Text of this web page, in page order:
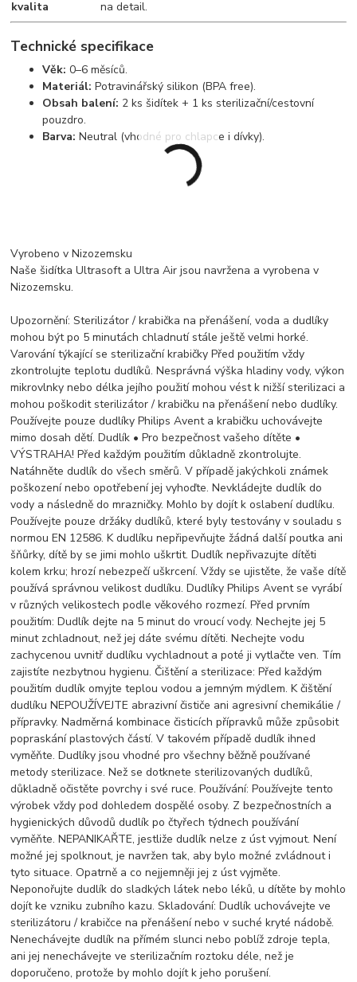
kvalita na detail.
Technické specifikace
Věk: 0–6 měsíců.
Materiál: Potravinářský silikon (BPA free).
Obsah balení: 2 ks šidítek + 1 ks sterilizační/cestovní
pouzdro.
Barva: Neutral (vhodné pro chlapce i dívky).
Vyrobeno v Nizozemsku
Naše šidítka Ultrasoft a Ultra Air jsou navržena a vyrobena v
Nizozemsku.
Upozornění: Sterilizátor / krabička na přenášení, voda a dudlíky
mohou být po 5 minutách chladnutí stále ještě velmi horké.
Varování týkající se sterilizační krabičky Před použitím vždy
zkontrolujte teplotu dudlíků. Nesprávná výška hladiny vody, výkon
mikrovlnky nebo délka jejího použití mohou vést k nižší sterilizaci a
mohou poškodit sterilizátor / krabičku na přenášení nebo dudlíky.
Používejte pouze dudlíky Philips Avent a krabičku uchovávejte
mimo dosah dětí. Dudlík • Pro bezpečnost vašeho dítěte •
VÝSTRAHA! Před každým použitím důkladně zkontrolujte.
Natáhněte dudlík do všech směrů. V případě jakýchkoli známek
poškození nebo opotřebení jej vyhoďte. Nevkládejte dudlík do
vody a následně do mrazničky. Mohlo by dojít k oslabení dudlíku.
Používejte pouze držáky dudlíků, které byly testovány v souladu s
normou EN 12586. K dudlíku nepřipevňujte žádná další poutka ani
šňůrky, dítě by se jimi mohlo uškrtit. Dudlík nepřivazujte dítěti
kolem krku; hrozí nebezpečí uškrcení. Vždy se ujistěte, že vaše dítě
používá správnou velikost dudlíku. Dudlíky Philips Avent se vyrábí
v různých velikostech podle věkového rozmezí. Před prvním
použitím: Dudlík dejte na 5 minut do vroucí vody. Nechejte jej 5
minut zchladnout, než jej dáte svému dítěti. Nechejte vodu
zachycenou uvnitř dudlíku vychladnout a poté ji vytlačte ven. Tím
zajistíte nezbytnou hygienu. Čištění a sterilizace: Před každým
použitím dudlík omyjte teplou vodou a jemným mýdlem. K čištění
dudlíku NEPOUŽÍVEJTE abrazivní čističe ani agresivní chemikálie /
přípravky. Nadměrná kombinace čisticích přípravků může způsobit
popraskání plastových částí. V takovém případě dudlík ihned
vyměňte. Dudlíky jsou vhodné pro všechny běžně používané
metody sterilizace. Než se dotknete sterilizovaných dudlíků,
důkladně očistěte povrchy i své ruce. Používání: Používejte tento
výrobek vždy pod dohledem dospělé osoby. Z bezpečnostních a
hygienických důvodů dudlík po čtyřech týdnech používání
vyměňte. NEPANIKAŘTE, jestliže dudlík nelze z úst vyjmout. Není
možné jej spolknout, je navržen tak, aby bylo možné zvládnout i
tyto situace. Opatrně a co nejjemněji jej z úst vyjměte.
Neponořujte dudlík do sladkých látek nebo léků, u dítěte by mohlo
dojít ke vzniku zubního kazu. Skladování: Dudlík uchovávejte ve
sterilizátoru / krabičce na přenášení nebo v suché kryté nádobě.
Nenechávejte dudlík na přímém slunci nebo poblíž zdroje tepla,
ani jej nenechávejte ve sterilizačním roztoku déle, než je
doporučeno, protože by mohlo dojít k jeho porušení.